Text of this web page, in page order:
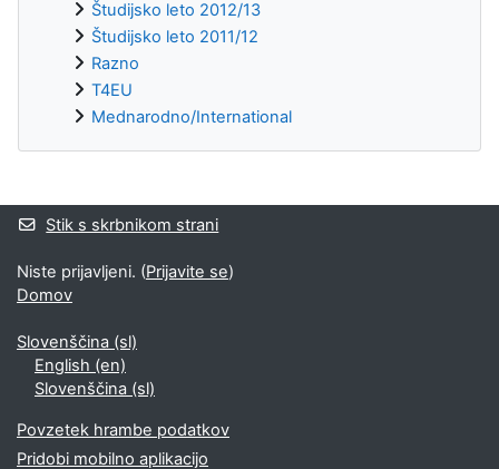
Študijsko leto 2012/13
Študijsko leto 2011/12
Razno
T4EU
Mednarodno/International
Supplementary blocks
Stik s skrbnikom strani
Niste prijavljeni. (Prijavite se)
Domov
Slovenščina ‎(sl)‎
English ‎(en)‎
Slovenščina ‎(sl)‎
Povzetek hrambe podatkov
Pridobi mobilno aplikacijo